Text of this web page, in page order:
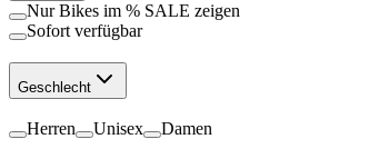
Nur Bikes im % SALE zeigen
Sofort verfügbar
Geschlecht
Herren Unisex Damen